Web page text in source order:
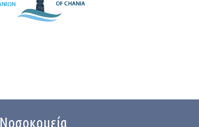
Νοσοκομεία